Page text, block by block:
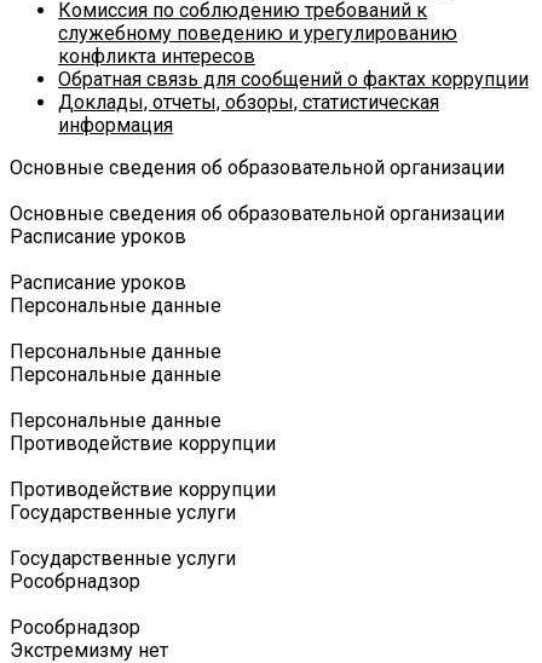
Комиссия по соблюдению требований к
служебному поведению и урегулированию
конфликта интересов
Обратная связь для сообщений о фактах коррупции
Доклады, отчеты, обзоры, статистическая
информация
Основные сведения об образовательной организации
Основные сведения об образовательной организации
Расписание уроков
Расписание уроков
Персональные данные
Персональные данные
Персональные данные
Персональные данные
Противодействие коррупции
Противодействие коррупции
Государственные услуги
Государственные услуги
Роcобрнадзор
Роcобрнадзор
Экстремизму нет